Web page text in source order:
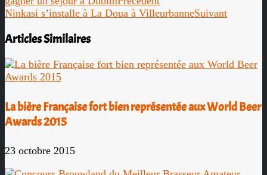
Ninkasi s’installe à La Doua à VilleurbanneSuivant
Articles Similaires
La bière Française fort bien représentée aux World Beer
Awards 2015
23 octobre 2015